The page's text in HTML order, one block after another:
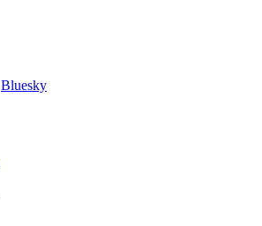
Bluesky